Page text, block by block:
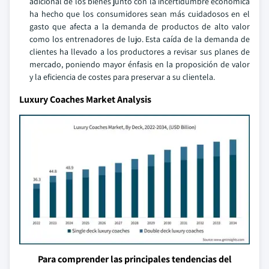
ha hecho que los consumidores sean más cuidadosos en el
gasto que afecta a la demanda de productos de alto valor
como los entrenadores de lujo. Esta caída de la demanda de
clientes ha llevado a los productores a revisar sus planes de
mercado, poniendo mayor énfasis en la proposición de valor
y la eficiencia de costes para preservar a su clientela.
Luxury Coaches Market Analysis
Para comprender las principales tendencias del